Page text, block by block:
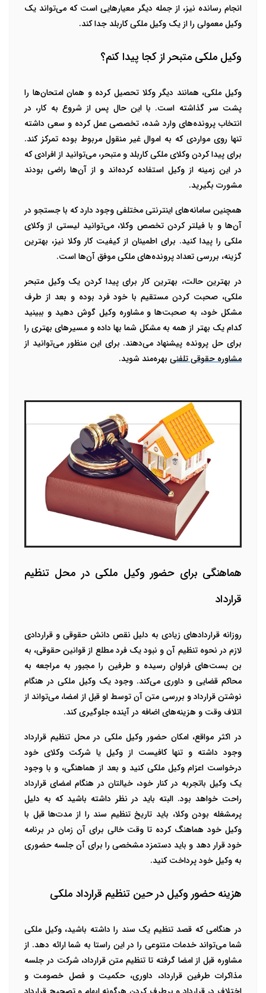
انجام رسانده نیز، از جمله دیگر معیارهایی است که می‌تواند یک
وکیل معمولی را از یک وکیل ملکی کاربلد جدا کند.
وکیل ملکی متبحر از کجا پیدا کنم؟
وکیل ملکی، همانند دیگر وکلا تحصیل کرده و همان امتحان‌ها را
پشت سر گذاشته است. با این حال پس از شروع به کار، در
انتخاب پرونده‌های وارد شده، تخصصی عمل کرده و سعی داشته
تنها روی مواردی که به اموال غیر منقول مربوط بوده تمرکز کند.
برای پیدا کردن وکلای ملکی کاربلد و متبحر، می‌توانید از افرادی که
در این زمینه از وکیل استفاده کرده‌اند و از آن‌ها راضی بودند
مشورت بگیرید.
همچنین سامانه‌های اینترنتی مختلفی وجود دارد که با جستجو در
آن‌ها و با فیلتر کردن تخصص وکلا، می‌توانید لیستی از وکلای
ملکی را پیدا کنید. برای اطمینان از کیفیت کار وکلا نیز، بهترین
گزینه، بررسی تعداد پرونده‌های ملکی موفق آن‌ها است.
در بهترین حالت، بهترین کار برای پیدا کردن یک وکیل متبحر
ملکی، صحبت کردن مستقیم با خود فرد بوده و بعد از طرف
مشکل خود، به صحبت‌ها و مشاوره وکیل گوش دهید و ببینید
کدام یک بهتر از همه به مشکل شما بها داده و مسیرهای بهتری را
برای حل پرونده پیشنهاد می‌دهند. برای این منظور می‌توانید از
مشاوره حقوقی تلفنی بهره‌مند شوید.
هماهنگی برای حضور وکیل ملکی در محل تنظیم
قرارداد
روزانه قراردادهای زیادی به دلیل نقص دانش حقوقی و قراردادی
لازم در نحوه تنظیم آن و نبود یک فرد مطلع از قوانین حقوقی، به
بن بست‌های فراوان رسیده و طرفین را مجبور به مراجعه به
محاکم قضایی و داوری می‌کند. وجود یک وکیل ملکی در هنگام
نوشتن قرارداد و بررسی متن آن توسط او قبل از امضا، می‌تواند از
اتلاف وقت و هزینه‌های اضافه در آینده جلوگیری کند.
در اکثر مواقع، امکان حضور وکیل ملکی در محل تنظیم قرارداد
وجود داشته و تنها کافیست از وکیل یا شرکت وکلای خود
درخواست اعزام وکیل ملکی کنید و بعد از هماهنگی، و با وجود
یک وکیل باتجربه در کنار خود، خیالتان در هنگام امضای قرارداد
راحت خواهد بود. البته باید در نظر داشته باشید که به دلیل
پرمشغله بودن وکلا، باید تاریخ تنظیم سند را از مدت‌ها قبل با
وکیل خود هماهنگ کرده تا وقت خالی برای آن زمان در برنامه
خود قرار دهد و باید دستمزد مشخصی را برای آن جلسه حضوری
به وکیل خود پرداخت کنید.
هزینه حضور وکیل در حین تنظیم قرارداد ملکی
در هنگامی که قصد تنظیم یک سند را داشته باشید، وکیل ملکی
شما می‌تواند خدمات متنوعی را در این راستا به شما ارائه دهد. از
مشاوره قبل از امضا گرفته تا تنظیم متن قرارداد، شرکت در جلسه
مذاکرات طرفین قرارداد، داوری، حکمیت و فصل خصومت و